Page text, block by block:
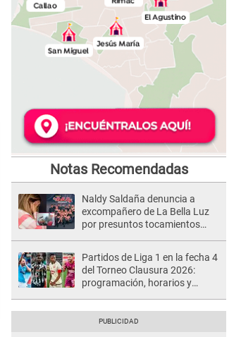
Notas Recomendadas
Naldy Saldaña denuncia a
excompañero de La Bella Luz
por presuntos tocamientos
Partidos de Liga 1 en la fecha 4
del Torneo Clausura 2026:
programación, horarios y